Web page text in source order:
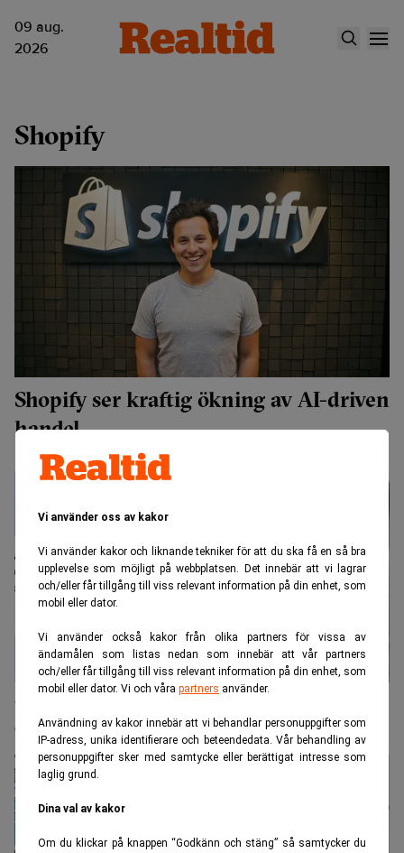
Vi använder oss av kakor
Vi använder kakor och liknande tekniker för att du ska få en så bra
upplevelse som möjligt på webbplatsen. Det innebär att vi lagrar
och/eller får tillgång till viss relevant information på din enhet, som
mobil eller dator.
Vi använder också kakor från olika partners för vissa av
ändamålen som listas nedan som innebär att vår partners
och/eller får tillgång till viss relevant information på din enhet, som
mobil eller dator. Vi och våra partners använder.
Användning av kakor innebär att vi behandlar personuppgifter som
IP-adress, unika identifierare och beteendedata. Vår behandling av
personuppgifter sker med samtycke eller berättigat intresse som
laglig grund.
Dina val av kakor
Om du klickar på knappen “Godkänn och stäng” så samtycker du
09 aug.
2026
Shopify
Shopify ser kraftig ökning av AI-driven
handel
OpenAI:s nya kassalösning hotar techjättarnas
dominans